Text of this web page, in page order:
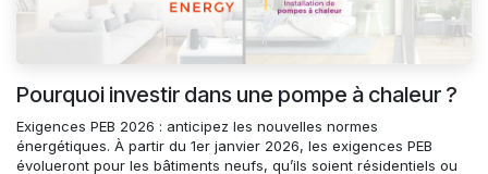
Pourquoi investir dans une pompe à chaleur ?
Exigences PEB 2026 : anticipez les nouvelles normes
énergétiques. À partir du 1er janvier 2026, les exigences PEB
évolueront pour les bâtiments neufs, qu’ils soient résidentiels ou